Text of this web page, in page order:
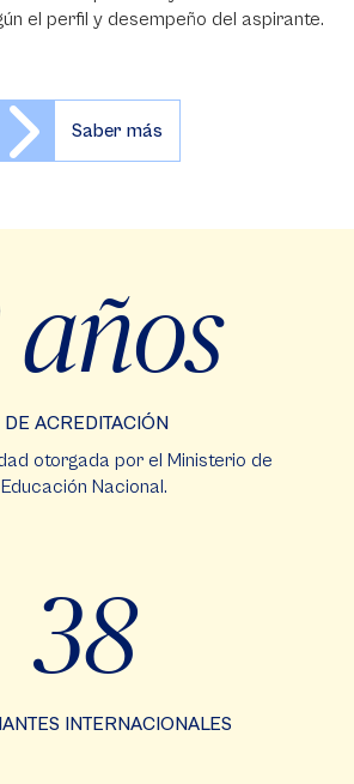
el perfil y desempeño del aspirante.
Saber más
DE ACREDITACIÓN
otorgada por el Ministerio de
Educación Nacional.
38
INTERNACIONALES